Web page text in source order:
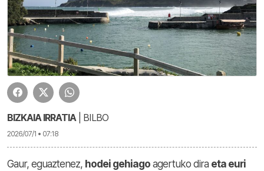
BIZKAIA IRRATIA| BILBO
2026/07/1 • 07:18
Gaur, eguaztenez, hodei gehiago agertuko dira eta euri